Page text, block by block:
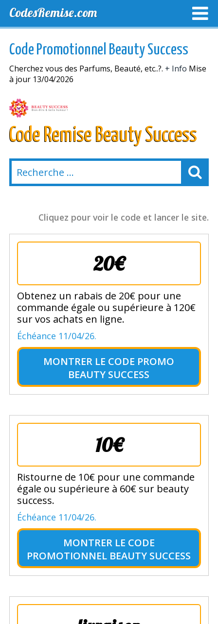
CodesRemise.com
NOUVELLES MAGASINS
Code Promotionnel Beauty Success
Cherchez vous des Parfums, Beauté, etc..?. + Info Mise
à jour 13/04/2026
Code Remise Beauty Success
Cliquez pour voir le code et lancer le site.
20€
Obtenez un rabais de 20€ pour une
commande égale ou supérieure à 120€
sur vos achats en ligne.
Échéance 11/04/26.
MONTRER LE CODE PROMO
BEAUTY SUCCESS
10€
Ristourne de 10€ pour une commande
égale ou supérieure à 60€ sur beauty
success.
Échéance 11/04/26.
MONTRER LE CODE
PROMOTIONNEL BEAUTY SUCCESS